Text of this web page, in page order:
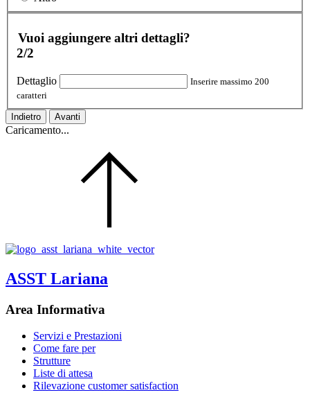
Vuoi aggiungere altri dettagli?
2/2
Dettaglio
Inserire massimo 200
caratteri
Indietro Avanti
Caricamento...
ASST Lariana
Area Informativa
Servizi e Prestazioni
Come fare per
Strutture
Liste di attesa
Rilevazione customer satisfaction